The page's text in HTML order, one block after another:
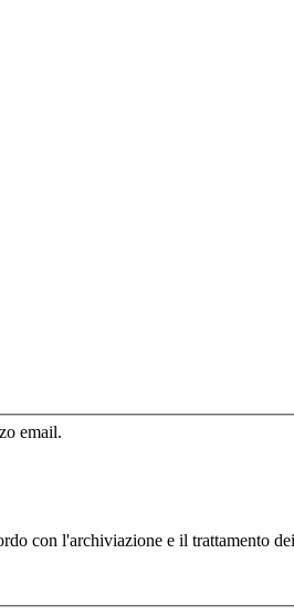
email.
con l'archiviazione e il trattamento